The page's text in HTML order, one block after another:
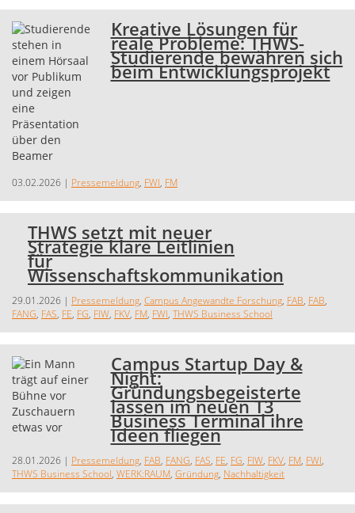
Kreative Lösungen für
reale Probleme: THWS-
Studierende bewähren sich
beim Entwicklungsprojekt
03.02.2026 | Pressemeldung, FWI, FM
THWS setzt mit neuer
Strategie klare Leitlinien
für
Wissenschaftskommunikation
29.01.2026 | Pressemeldung, Campus Angewandte Forschung, FAB, FAB,
FANG, FAS, FE, FG, FIW, FKV, FM, FWI, THWS Business School
Campus Startup Day &
Night:
Gründungsbegeisterte
lassen im neuen T3
Business Terminal ihre
Ideen fliegen
28.01.2026 | Pressemeldung, FAB, FANG, FAS, FE, FG, FIW, FKV, FM, FWI,
THWS Business School, WERK:RAUM, Gründung, Nachhaltigkeit